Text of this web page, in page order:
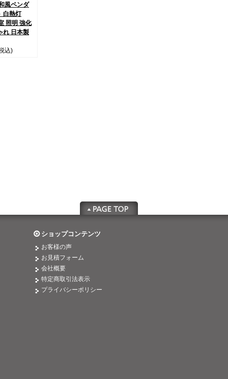
風ペンダ
白熱灯
照明 強化
れ 日本製
込)
ショップコンテンツ
お客様の声
お見積フォーム
会社概要
特定商取引法表示
プライバシーポリシー